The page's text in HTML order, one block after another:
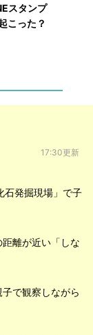
スタンプ
こった？
17:30更新
石発掘現場」で子
離が近い「しな
で観察しながら